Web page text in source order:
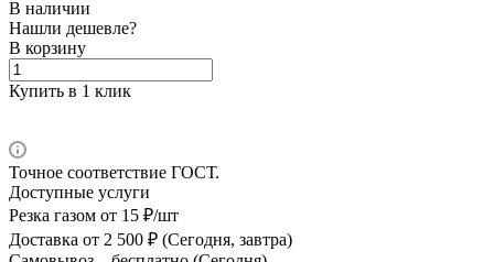
В наличии
Нашли дешевле?
В корзину
Купить в 1 клик
Точное соответствие ГОСТ.
Доступные услуги
Резка газом от 15 ₽/шт
Доставка от 2 500 ₽ (Сегодня, завтра)